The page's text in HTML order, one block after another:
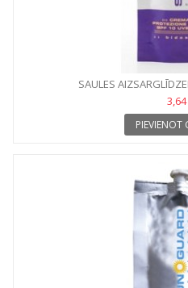
SAULES
PIEVIENOT